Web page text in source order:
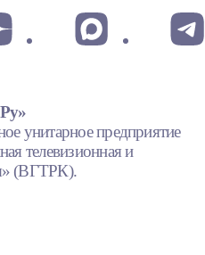
унитарное предприятие
телевизионная и
(ВГТРК).